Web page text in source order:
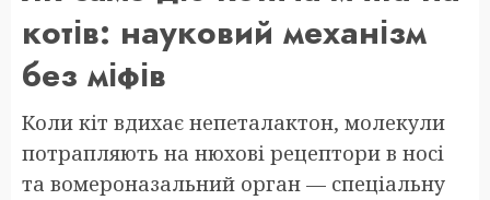
котів: науковий механізм
без міфів
Коли кіт вдихає непеталактон, молекули
потрапляють на нюхові рецептори в носі
та вомероназальний орган — спеціальну